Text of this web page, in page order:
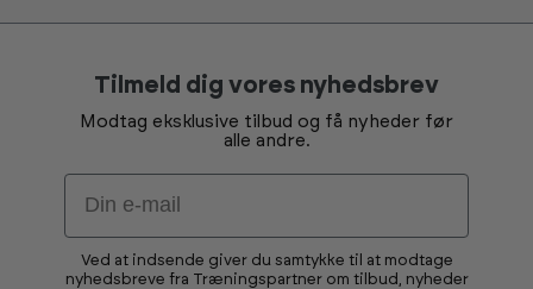
Tilmeld dig vores nyhedsbrev
Modtag eksklusive tilbud og få nyheder før
alle andre.
Email
Ved at indsende giver du samtykke til at modtage
nyhedsbreve fra Træningspartner om tilbud, nyheder